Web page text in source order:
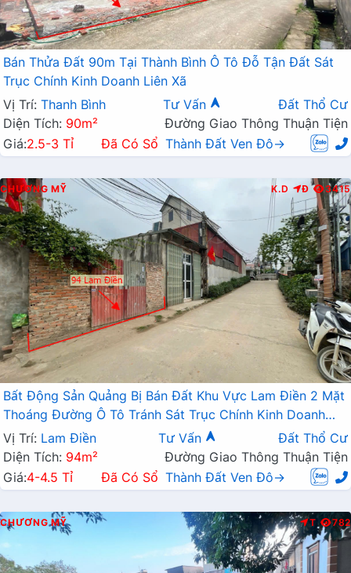
Bán Thửa Đất 90m Tại Thành Bình Ô Tô Đỗ Tận Đất Sát
Trục Chính Kinh Doanh Liên Xã
Vị Trí: Thanh Bình Tư Vấn
Đất Thổ Cư
Diện Tích: 90m²
Đường Giao Thông Thuận Tiện
Giá:2.5-3 Tỉ Đã Có Sổ Thành Đất Ven Đô→
CHƯƠNG MỸ K.D Đ 3415
Bất Động Sản Quảng Bị Bán Đất Khu Vực Lam Điền 2 Mặt
Thoáng Đường Ô Tô Tránh Sát Trục Chính Kinh Doanh
Liên Xã
Vị Trí: Lam Điền Tư Vấn
Đất Thổ Cư
Diện Tích: 94m²
Đường Giao Thông Thuận Tiện
Giá:4-4.5 Tỉ Đã Có Sổ Thành Đất Ven Đô→
CHƯƠNG MỸ T 782